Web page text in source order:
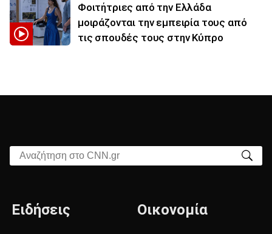
Φοιτήτριες από την Ελλάδα
μοιράζονται την εμπειρία τους από
τις σπουδές τους στην Κύπρο
Αναζήτηση στο CNN.gr
Ειδήσεις Οικονομία